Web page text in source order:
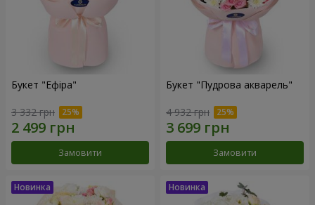
Букет "Ефіра"
3 332 грн
Замовити
Букет "Пудрова акварель"
4 932 грн
Замовити